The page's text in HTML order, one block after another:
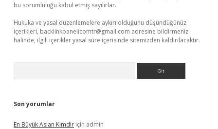
bu sorumluluğu kabul etmiş sayılırlar.
Hukuka ve yasal düzenlemelere aykırı olduğunu düşündüğünüz
içerikleri, backlinkpanelicomtr@gmail.com adresine bildirmeniz
halinde, ilgili içerikler yasal süre içerisinde sitemizden kaldırılacaktır.
Son yorumlar
En Büyük Aslan Kimdir için admin